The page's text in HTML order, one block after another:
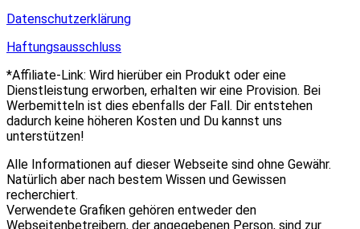
Datenschutzerklärung
Haftungsausschluss
*Affiliate-Link: Wird hierüber ein Produkt oder eine
Dienstleistung erworben, erhalten wir eine Provision. Bei
Werbemitteln ist dies ebenfalls der Fall. Dir entstehen
dadurch keine höheren Kosten und Du kannst uns
unterstützen!
Alle Informationen auf dieser Webseite sind ohne Gewähr.
Natürlich aber nach bestem Wissen und Gewissen
recherchiert.
Verwendete Grafiken gehören entweder den
Webseitenbetreibern, der angegebenen Person, sind zur